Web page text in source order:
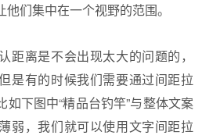
们集中在一个视野的范围。
距离是不会出现太大的问题的，
是有的时候我们需要通过间距拉
下图中“精品台钓竿”与整体文案
弱，我们就可以使用文字间距拉